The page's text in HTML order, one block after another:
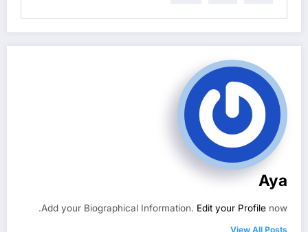
Aya
Add your Biographical Information. Edit your Profile now.
View All Posts